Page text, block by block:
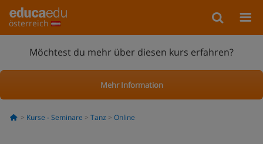
österreich
Möchtest du mehr über diesen kurs erfahren?
Mehr Information
Kurse - Seminare Tanz Online